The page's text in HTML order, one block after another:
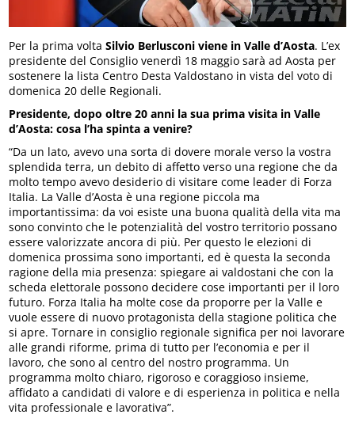
Per la prima voltaSilvio Berlusconi viene in Valle d’Aosta. L’ex
presidente del Consiglio venerdì 18 maggio sarà ad Aosta per
sostenere la lista Centro Desta Valdostano in vista del voto di
domenica 20 delle Regionali.
Presidente, dopo oltre 20 anni la sua prima visita in Valle
d’Aosta: cosa l’ha spinta a venire?
“Da un lato, avevo una sorta di dovere morale verso la vostra
splendida terra, un debito di affetto verso una regione che da
molto tempo avevo desiderio di visitare come leader di Forza
Italia. La Valle d’Aosta è una regione piccola ma
importantissima: da voi esiste una buona qualità della vita ma
sono convinto che le potenzialità del vostro territorio possano
essere valorizzate ancora di più. Per questo le elezioni di
domenica prossima sono importanti, ed è questa la seconda
ragione della mia presenza: spiegare ai valdostani che con la
scheda elettorale possono decidere cose importanti per il loro
futuro. Forza Italia ha molte cose da proporre per la Valle e
vuole essere di nuovo protagonista della stagione politica che
si apre. Tornare in consiglio regionale significa per noi lavorare
alle grandi riforme, prima di tutto per l’economia e per il
lavoro, che sono al centro del nostro programma. Un
programma molto chiaro, rigoroso e coraggioso insieme,
affidato a candidati di valore e di esperienza in politica e nella
vita professionale e lavorativa”.